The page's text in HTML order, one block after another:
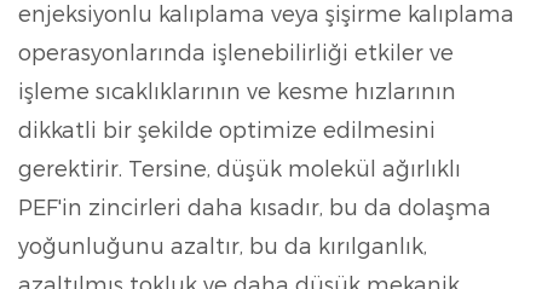
enjeksiyonlu kalıplama veya şişirme kalıplama
operasyonlarında işlenebilirliği etkiler ve
işleme sıcaklıklarının ve kesme hızlarının
dikkatli bir şekilde optimize edilmesini
gerektirir. Tersine, düşük molekül ağırlıklı
PEF'in zincirleri daha kısadır, bu da dolaşma
yoğunluğunu azaltır, bu da kırılganlık,